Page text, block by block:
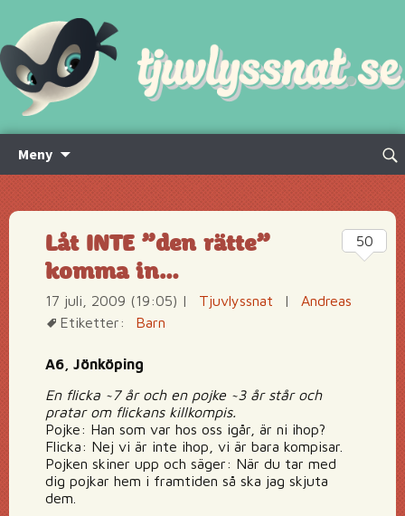
Meny
innehåll
Sök
Låt INTE ”den rätte”
komma in…
17 juli, 2009 (19:05) | Tjuvlyssnat |
Andreas
Etiketter:
Barn
A6, Jönköping
En flicka ~7 år och en pojke ~3 år står och
pratar om flickans killkompis.
Pojke: Han som var hos oss igår, är ni ihop?
Flicka: Nej vi är inte ihop, vi är bara kompisar.
Pojken skiner upp och säger: När du tar med
dig pojkar hem i framtiden så ska jag skjuta
dem.
50